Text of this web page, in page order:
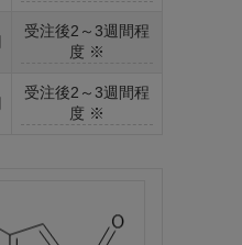
受注後2～3週間程
度 ※
受注後2～3週間程
度 ※